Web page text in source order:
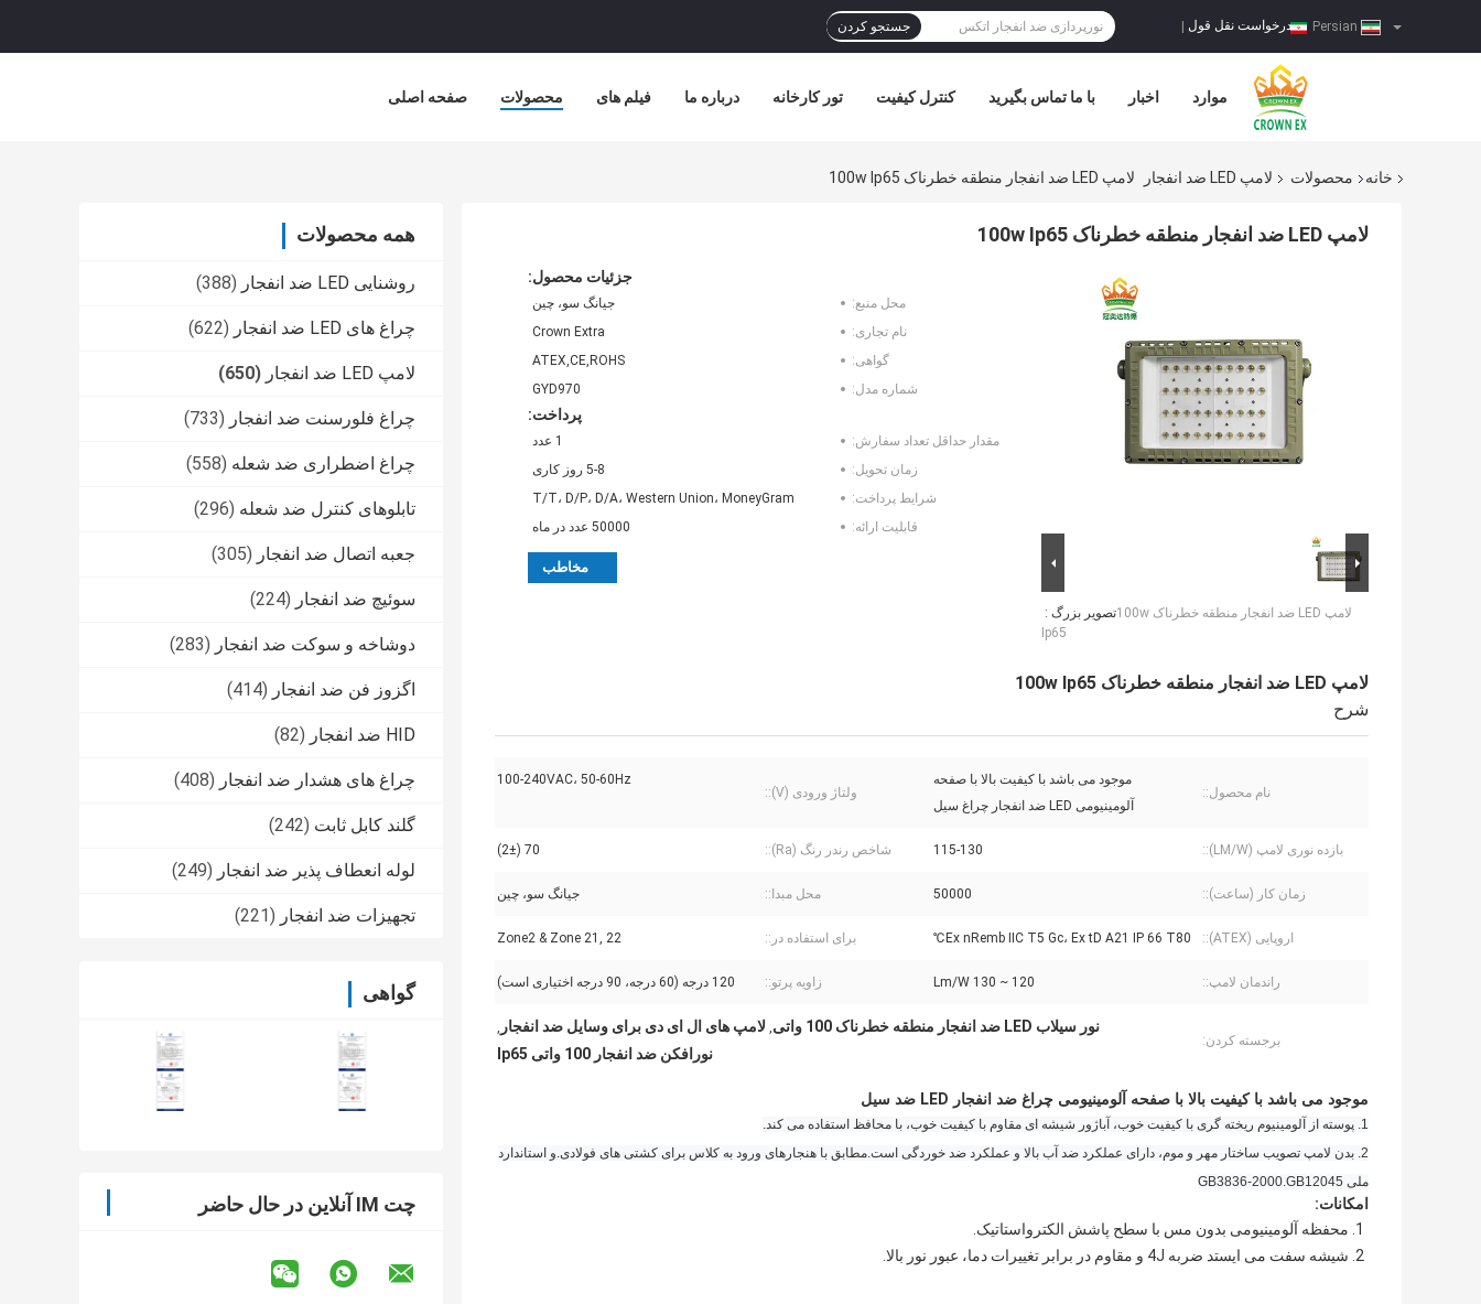
درخواست نقل قول جستجو کردن
صفحه اصلی محصولات فیلم های درباره ما تور کارخانه کنترل کیفیت با ما تماس بگیرید اخبار موارد
خانه محصولات لامپ LED ضد انفجار لامپ LED ضد انفجار منطقه خطرناک 100w Ip65
همه محصولات
روشنایی LED ضد انفجار (388)
چراغ های LED ضد انفجار (622)
لامپ LED ضد انفجار (650)
چراغ فلورسنت ضد انفجار (733)
چراغ اضطراری ضد شعله (558)
تابلوهای کنترل ضد شعله (296)
جعبه اتصال ضد انفجار (305)
سوئیچ ضد انفجار (224)
دوشاخه و سوکت ضد انفجار (283)
اگزوز فن ضد انفجار (414)
HID ضد انفجار (82)
چراغ های هشدار ضد انفجار (408)
گلند کابل ثابت (242)
لوله انعطاف پذیر ضد انفجار (249)
تجهیزات ضد انفجار (221)
گواهی
چت IM آنلاین در حال حاضر
لامپ LED ضد انفجار منطقه خطرناک 100w Ip65
تصویر بزرگ :لامپ LED ضد انفجار منطقه خطرناک 100w
Ip65
جزئیات محصول:
محل منبع:
جیانگ سو، چین
نام تجاری:
Crown Extra
گواهی:
ATEX,CE,ROHS
شماره مدل:
GYD970
پرداخت:
مقدار حداقل تعداد سفارش:
1 عدد
زمان تحویل:
5-8 روز کاری
شرایط پرداخت:
T/T، D/P، D/A، Western Union، MoneyGram
قابلیت ارائه:
50000 عدد در ماه
مخاطب
لامپ LED ضد انفجار منطقه خطرناک 100w Ip65
شرح
نام محصول::
موجود می باشد با کیفیت بالا با صفحه
آلومینیومی LED ضد انفجار چراغ سیل
ولتاژ ورودی (V)::
100-240VAC، 50-60Hz
بازده نوری لامپ (LM/W):: 115-130 شاخص رندر رنگ (Ra):: 70 (2±)
زمان کار (ساعت):: 50000 محل مبدا:: جیانگ سو، چین
اروپایی (ATEX):: Ex nRemb IIC T5 Gc، Ex tD A21 IP 66 T80℃ برای استفاده در:: Zone2 & Zone 21, 22
راندمان لامپ:: 120 ~ 130 Lm/W زاویه پرتو:: 120 درجه (60 درجه، 90 درجه اختیاری است)
برجسته کردن:
نور سیلاب LED ضد انفجار منطقه خطرناک 100 واتی , لامپ های ال ای دی برای وسایل ضد انفجار ,
نورافکن ضد انفجار 100 واتی Ip65
موجود می باشد با کیفیت بالا با صفحه آلومینیومی چراغ ضد انفجار LED ضد سیل
1. پوسته از آلومینیوم ریخته گری با کیفیت خوب، آباژور شیشه ای مقاوم با کیفیت خوب، با محافظ استفاده می کند.
2. بدن لامپ تصویب ساختار مهر و موم، دارای عملکرد ضد آب بالا و عملکرد ضد خوردگی است.مطابق با هنجارهای ورود به کلاس برای کشتی های فولادی.و استاندارد
ملی GB3836-2000.GB12045
امکانات:
1. محفظه آلومینیومی بدون مس با سطح پاشش الکترواستاتیک.
2. شیشه سفت می ایستد ضربه 4J و مقاوم در برابر تغییرات دما، عبور نور بالا.